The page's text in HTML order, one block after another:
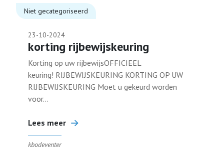
Niet gecategoriseerd
23-10-2024
korting rijbewijskeuring
Korting op uw rijbewijsOFFICIEEL
keuring! RIJBEWIJSKEURING KORTING OP UW
RIJBEWIJSKEURING Moet u gekeurd worden
voor...
Lees meer
kbodeventer